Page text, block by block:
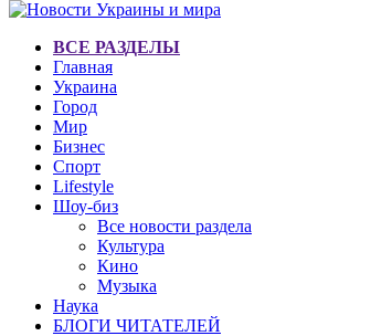
ВСЕ РАЗДЕЛЫ
Главная
Украина
Город
Мир
Бизнес
Спорт
Lifestyle
Шоу-биз
Все новости раздела
Культура
Кино
Музыка
Наука
БЛОГИ ЧИТАТЕЛЕЙ